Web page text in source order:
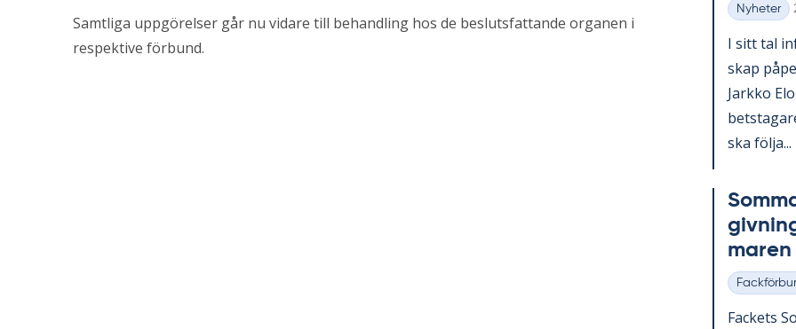
Samtliga uppgörelser går nu vidare till behandling hos de beslutsfattande organen i
respektive förbund.
Kategorier
Nyheter
I sitt tal
skap
Jark­ko
ska följa...
ma­ren
Kategorier
Fac­kets